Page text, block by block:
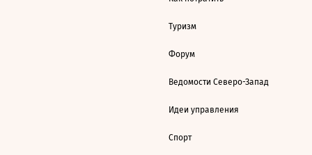
Туризм
Форум
Ведомости Северо-Запад
Идеи управления
Спорт